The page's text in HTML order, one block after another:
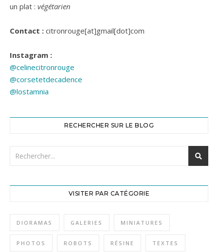
un plat : végétarien
Contact : citronrouge[at]gmail[dot]com
Instagram :
@celinecitronrouge
@corsetetdecadence
@lostamnia
RECHERCHER SUR LE BLOG
VISITER PAR CATÉGORIE
DIORAMAS GALERIES MINIATURES
PHOTOS ROBOTS RÉSINE TEXTES